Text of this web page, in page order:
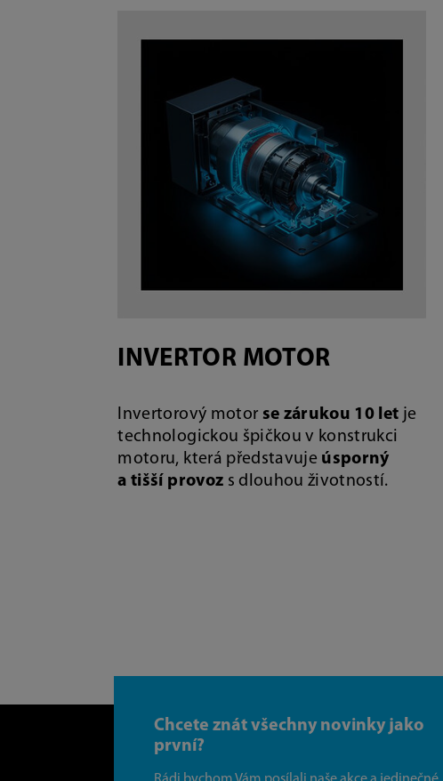
INVERTOR MOTOR
Invertorový motor se zárukou 10 let je
technologickou špičkou v konstrukci
motoru, která představuje úsporný
a tišší provoz s dlouhou životností.
Chcete znát všechny novinky jako
první?